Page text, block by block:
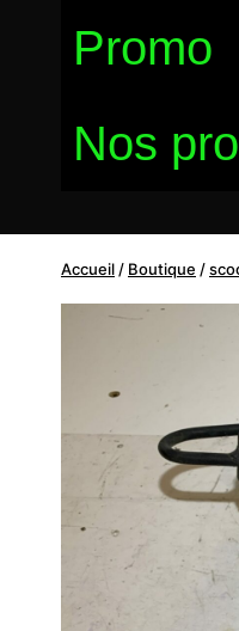
Promo
Nos
Accueil / Boutique /